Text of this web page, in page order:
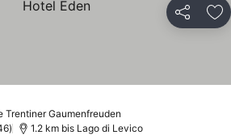
Teilen
Trentiner Gaumenfreuden
1.2 km bis Lago di Levico